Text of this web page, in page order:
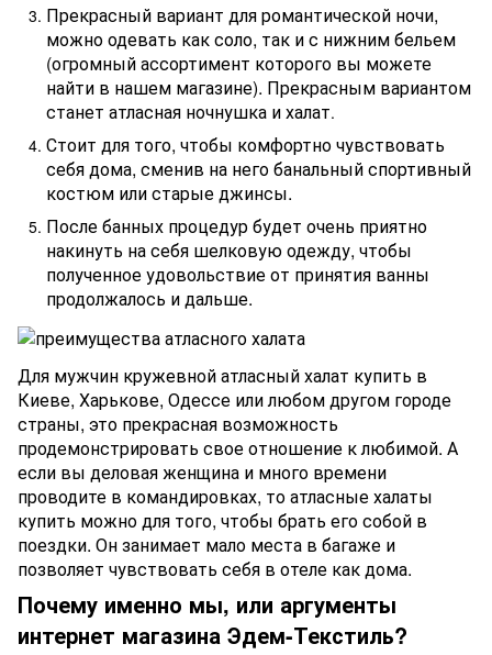
Прекрасный вариант для романтической ночи,
можно одевать как соло, так и с нижним бельем
(огромный ассортимент которого вы можете
найти в нашем магазине). Прекрасным вариантом
станет атласная ночнушка и халат.
Стоит для того, чтобы комфортно чувствовать
себя дома, сменив на него банальный спортивный
костюм или старые джинсы.
После банных процедур будет очень приятно
накинуть на себя шелковую одежду, чтобы
полученное удовольствие от принятия ванны
продолжалось и дальше.
Для мужчин кружевной атласный халат купить в
Киеве, Харькове, Одессе или любом другом городе
страны, это прекрасная возможность
продемонстрировать свое отношение к любимой. А
если вы деловая женщина и много времени
проводите в командировках, то атласные халаты
купить можно для того, чтобы брать его собой в
поездки. Он занимает мало места в багаже и
позволяет чувствовать себя в отеле как дома.
Почему именно мы, или аргументы
интернет магазина Эдем-Текстиль?